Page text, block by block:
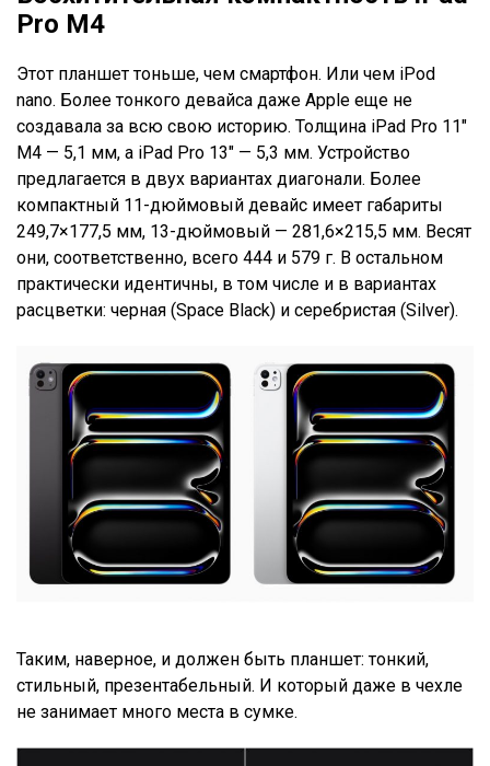
Pro M4
Этот планшет тоньше, чем смартфон. Или чем iPod
nano. Более тонкого девайса даже Apple еще не
создавала за всю свою историю. Толщина iPad Pro 11″
M4 — 5,1 мм, а iPad Pro 13″ — 5,3 мм. Устройство
предлагается в двух вариантах диагонали. Более
компактный 11-дюймовый девайс имеет габариты
249,7×177,5 мм, 13-дюймовый — 281,6×215,5 мм. Весят
они, соответственно, всего 444 и 579 г. В остальном
практически идентичны, в том числе и в вариантах
расцветки: черная (Space Black) и серебристая (Silver).
Таким, наверное, и должен быть планшет: тонкий,
стильный, презентабельный. И который даже в чехле
не занимает много места в сумке.